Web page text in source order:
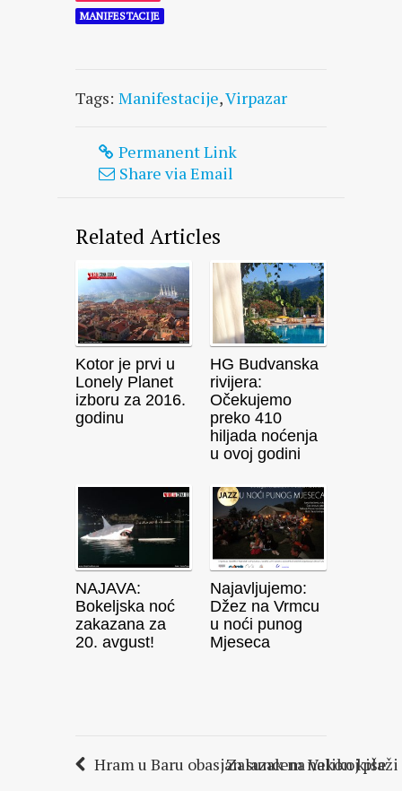
MANIFESTACIJE
Tags: Manifestacije,Virpazar
Permanent Link
Share via Email
Related Articles
Kotor je prvi u
Lonely Planet
izboru za 2016.
godinu
HG Budvanska
rivijera:
Očekujemo
preko 410
hiljada noćenja
u ovoj godini
NAJAVA:
Bokeljska noć
zakazana za
20. avgust!
Najavljujemo:
Džez na Vrmcu
u noći punog
Mjeseca
Hram u Baru obasjan suncem nakon kiše
Zalazak na Velikoj